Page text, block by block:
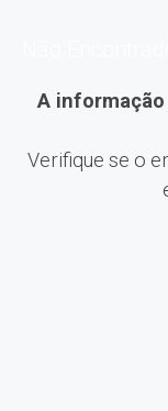
A
Verifique se o